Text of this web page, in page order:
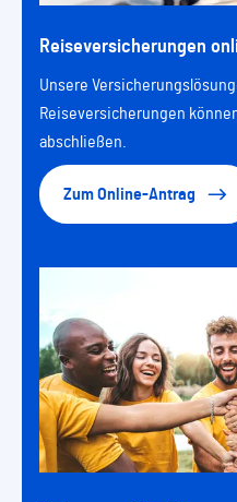
Reiseversicherungen
Unsere
Reiseversicherungen
abschließen.
Zum Online-Antrag